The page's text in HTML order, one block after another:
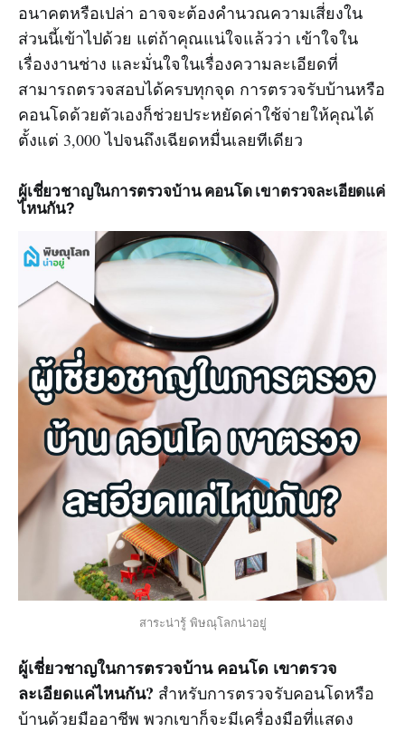
อนาคตหรือเปล่า อาจจะต้องคำนวณความเสี่ยงใน
ส่วนนี้เข้าไปด้วย แต่ถ้าคุณแน่ใจแล้วว่า เข้าใจใน
เรื่องงานช่าง และมั่นใจในเรื่องความละเอียดที่
สามารถตรวจสอบได้ครบทุกจุด การตรวจรับบ้านหรือ
คอนโดด้วยตัวเองก็ช่วยประหยัดค่าใช้จ่ายให้คุณได้
ตั้งแต่ 3,000 ไปจนถึงเฉียดหมื่นเลยทีเดียว
ผู้เชี่ยวชาญในการตรวจบ้าน คอนโด เขาตรวจละเอียดแค่
ไหนกัน?
สาระน่ารู้ พิษณุโลกน่าอยู่
ผู้เชี่ยวชาญในการตรวจบ้าน คอนโด เขาตรวจ
ละเอียดแค่ไหนกัน? สำหรับการตรวจรับคอนโดหรือ
บ้านด้วยมืออาชีพ พวกเขาก็จะมีเครื่องมือที่แสดง